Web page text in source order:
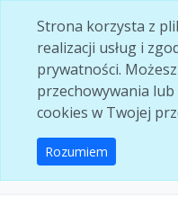
Strona korzysta z
realizacji usług i
prywatności.
przechowywania
cookies w Twojej
Rozumiem